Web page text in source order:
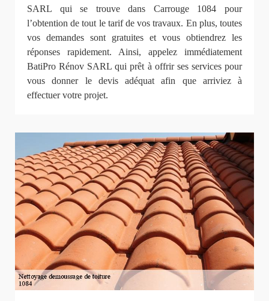
SARL qui se trouve dans Carrouge 1084 pour
l’obtention de tout le tarif de vos travaux. En plus, toutes
vos demandes sont gratuites et vous obtiendrez les
réponses rapidement. Ainsi, appelez immédiatement
BatiPro Rénov SARL qui prêt à offrir ses services pour
vous donner le devis adéquat afin que arriviez à
effectuer votre projet.